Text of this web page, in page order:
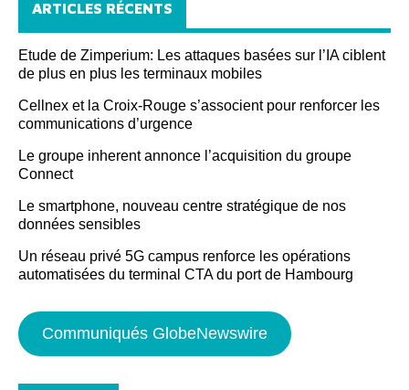
ARTICLES RÉCENTS
Etude de Zimperium: Les attaques basées sur l’IA ciblent
de plus en plus les terminaux mobiles
Cellnex et la Croix-Rouge s’associent pour renforcer les
communications d’urgence
Le groupe inherent annonce l’acquisition du groupe
Connect
Le smartphone, nouveau centre stratégique de nos
données sensibles
Un réseau privé 5G campus renforce les opérations
automatisées du terminal CTA du port de Hambourg
Communiqués GlobeNewswire